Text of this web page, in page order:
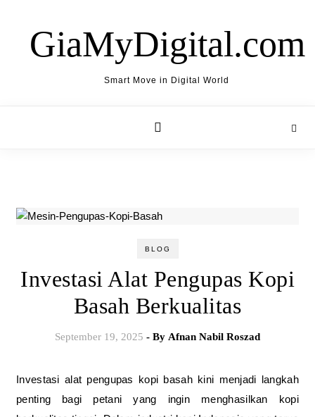
GiaMyDigital.com
Smart Move in Digital World
BLOG
Investasi Alat Pengupas Kopi
Basah Berkualitas
September 19, 2025 - By Afnan Nabil Roszad
Investasi alat pengupas kopi basah kini menjadi langkah
penting bagi petani yang ingin menghasilkan kopi